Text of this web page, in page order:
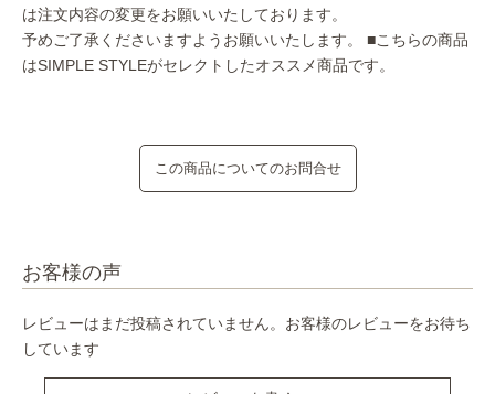
は注文内容の変更をお願いいたしております。
予めご了承くださいますようお願いいたします。 ■こちらの商品
はSIMPLE STYLEがセレクトしたオススメ商品です。
この商品についてのお問合せ
お客様の声
レビューはまだ投稿されていません。お客様のレビューをお待ち
しています